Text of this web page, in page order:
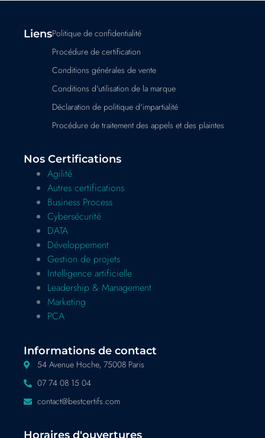
LiensPolitique de confidentialité
Procédure de certification
Conditions générales de vente
Conditions d'utilisation de la marque
Déclaration de politique d'impartialité
Procédure de traitement des appels et des plaintes
Nos Certifications
Agilité
Autres certifications
Business Process
Cybersécurité
DATA
Développement
Gestion de projets
Intelligence artificielle
Leadership & Management
Marketing
PCA
Informations de contact
54 Avenue Hoche, 75008 Paris
07 74 08 15 04
contact@bestcertifs.com
Horaires d'ouvertures